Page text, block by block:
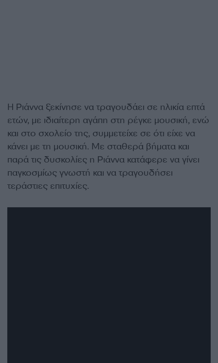
Η Ριάννα ξεκίνησε να τραγουδάει σε ηλικία επτά
ετών, με ιδιαίτερη αγάπη στη ρέγκε μουσική, ενώ
και στο σχολείο της, συμμετείχε σε ότι είχε να
κάνει με τη μουσική. Με σταθερά βήματα και
παρά τις δυσκολίες η Ριάννα κατάφερε να γίνει
παγκοσμίως γνωστή και να τραγουδήσει
τεράστιες επιτυχίες.